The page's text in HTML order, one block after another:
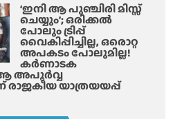
ര
ക
യാ
ത
ക
‘ഇനി ആ പുഞ്ചിരി മിസ്സ്
ചെയ്യും’; ഒരിക്കൽ
പോലും ട്രിപ്പ്
വൈകിപ്പിച്ചില്ല, ഒരൊറ്റ
അപകടം പോലുമില്ല!
കർണാടക
ആ അപൂർവ്വ
യാത്രയയപ്പ്